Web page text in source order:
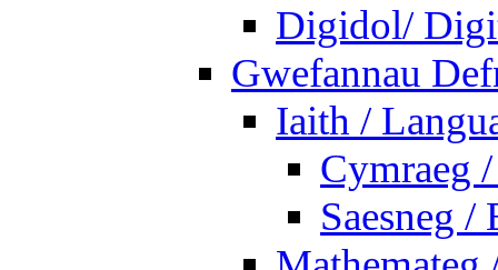
Digidol/
Gwefannau
Iaith /
Cymraeg
Saesneg /